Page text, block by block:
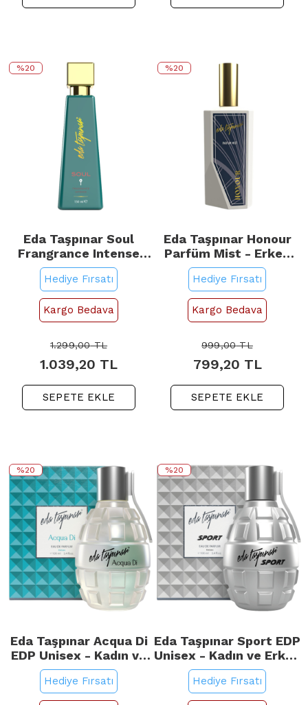
%20
Eda Taşpınar Soul
Frangrance Intense
EDP - Erkek Parfümü
150ml
Hediye Fırsatı
Kargo Bedava
1.299,00TL
1.039,20 TL
SEPETE EKLE
%20
Eda Taşpınar Honour
Parfüm Mist - Erkek
Parfüm Vücut Spreyi
100ml
Hediye Fırsatı
Kargo Bedava
999,00TL
799,20 TL
SEPETE EKLE
%20
Eda Taşpınar Acqua Di
EDP Unisex - Kadın ve
Erkek Parfümü 100ml
Hediye Fırsatı
%20
Eda Taşpınar Sport EDP
Unisex - Kadın ve Erkek
Parfümü 100ml
Hediye Fırsatı